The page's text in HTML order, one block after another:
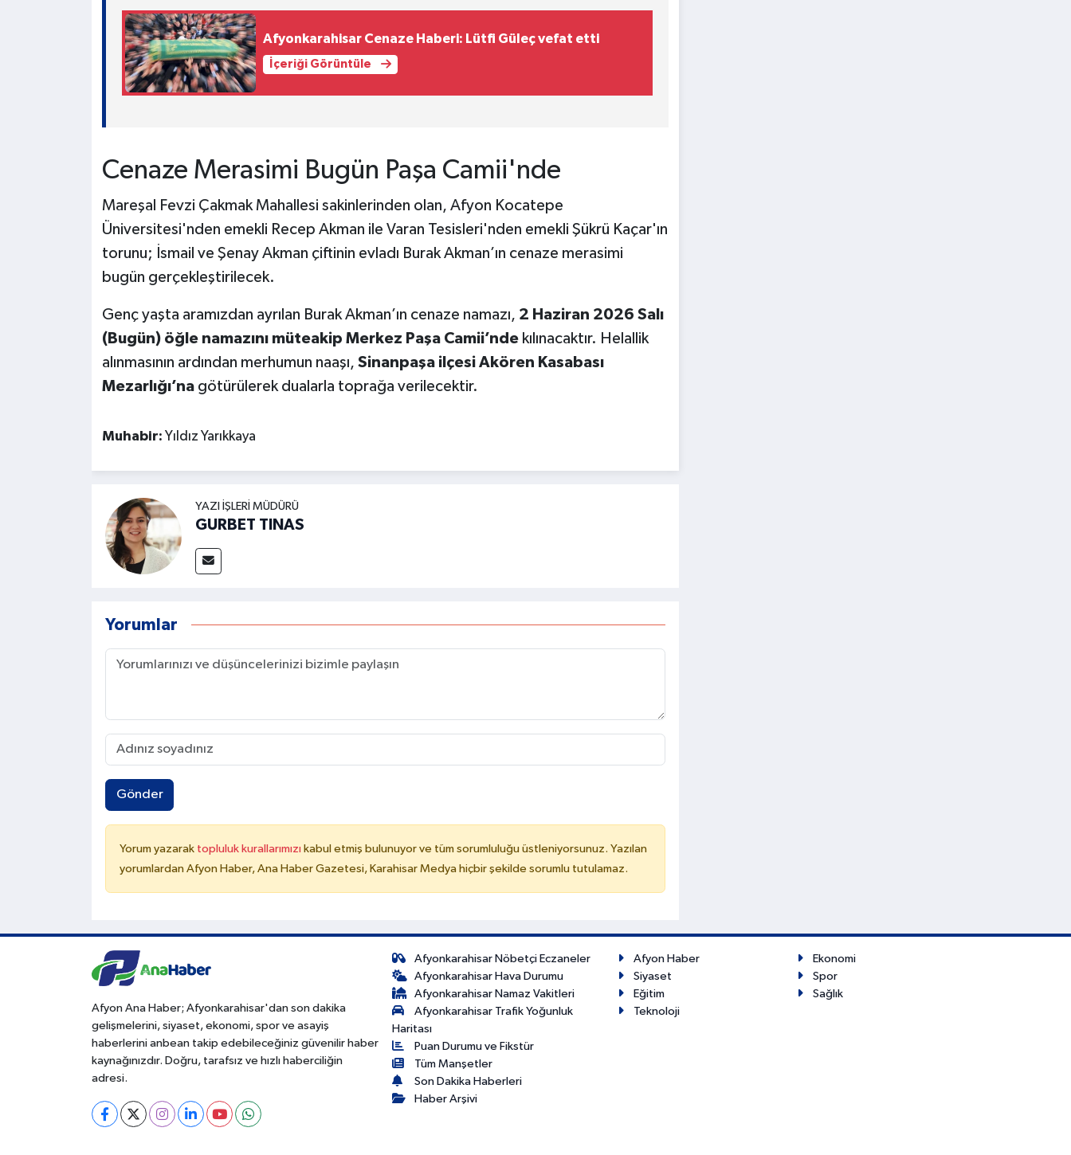
Afyonkarahisar Cenaze Haberi: Lütfi Güleç vefat etti
İçeriği Görüntüle
Cenaze Merasimi Bugün Paşa Camii'nde
Mareşal Fevzi Çakmak Mahallesi sakinlerinden olan, Afyon Kocatepe
Üniversitesi'nden emekli Recep Akman ile Varan Tesisleri'nden emekli Şükrü Kaçar'ın
torunu; İsmail ve Şenay Akman çiftinin evladı Burak Akman’ın cenaze merasimi
bugün gerçekleştirilecek.
Genç yaşta aramızdan ayrılan Burak Akman’ın cenaze namazı, 2 Haziran 2026 Salı
(Bugün) öğle namazını müteakip Merkez Paşa Camii’ndekılınacaktır. Helallik
alınmasının ardından merhumun naaşı, Sinanpaşa ilçesi Akören Kasabası
Mezarlığı’nagötürülerek dualarla toprağa verilecektir.
Muhabir: Yıldız Yarıkkaya
YAZI İŞLERI MÜDÜRÜ
GURBET TINAS
Yorumlar
Gönder
Yorum yazarak topluluk kurallarımızı kabul etmiş bulunuyor ve tüm sorumluluğu üstleniyorsunuz. Yazılan
yorumlardan Afyon Haber, Ana Haber Gazetesi, Karahisar Medya hiçbir şekilde sorumlu tutulamaz.
Afyon Ana Haber; Afyonkarahisar'dan son dakika
gelişmelerini, siyaset, ekonomi, spor ve asayiş
haberlerini anbean takip edebileceğiniz güvenilir haber
kaynağınızdır. Doğru, tarafsız ve hızlı haberciliğin
adresi.
Afyonkarahisar Nöbetçi Eczaneler
Afyonkarahisar Hava Durumu
Afyonkarahisar Namaz Vakitleri
Afyonkarahisar Trafik Yoğunluk
Haritası
Puan Durumu ve Fikstür
Tüm Manşetler
Son Dakika Haberleri
Haber Arşivi
Afyon Haber
Ekonomi
Siyaset
Spor
Eğitim
Sağlık
Teknoloji